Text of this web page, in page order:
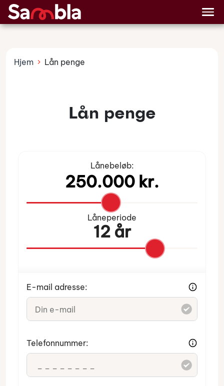
Lånetyper
Hjem Lån penge
Lån penge
Lånebeløb:
Låneperiode
12 år
E-mail adresse:
Telefonnummer: